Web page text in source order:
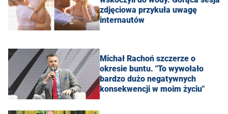
zdjęciowa przykuła uwagę
internautów
Michał Rachoń szczerze o
okresie buntu. "To wywołało
bardzo dużo negatywnych
konsekwencji w moim życiu"